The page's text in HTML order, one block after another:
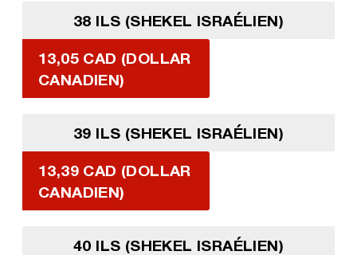
38 ILS (SHEKEL ISRAÉLIEN)
13,05 CAD (DOLLAR
CANADIEN)
39 ILS (SHEKEL ISRAÉLIEN)
13,39 CAD (DOLLAR
CANADIEN)
40 ILS (SHEKEL ISRAÉLIEN)